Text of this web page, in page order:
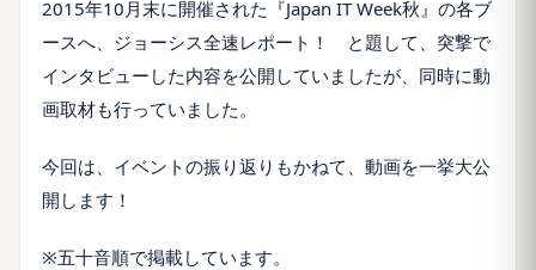
2015年10月末に開催された『Japan IT Week秋』の各ブ
ースへ、ジョーシス全速レポート！ と題して、突撃で
インタビューした内容を公開していましたが、同時に動
画取材も行っていました。
今回は、イベントの振り返りもかねて、動画を一挙大公
開します！
※五十音順で掲載しています。